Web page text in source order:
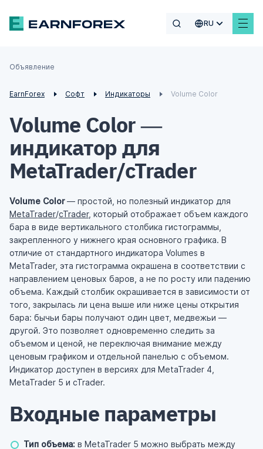
RU
Объявление
EarnForex Софт Индикаторы Volume Color
Volume Color —
индикатор для
MetaTrader/cTrader
Volume Color— простой, но полезный индикатор для
MetaTrader/cTrader, который отображает объем каждого
бара в виде вертикального столбика гистограммы,
закрепленного у нижнего края основного графика. В
отличие от стандартного индикатора Volumes в
MetaTrader, эта гистограмма окрашена в соответствии с
направлением ценовых баров, а не по росту или падению
объема. Каждый столбик окрашивается в зависимости от
того, закрылась ли цена выше или ниже цены открытия
бара: бычьи бары получают один цвет, медвежьи —
другой. Это позволяет одновременно следить за
объемом и ценой, не переключая внимание между
ценовым графиком и отдельной панелью с объемом.
Индикатор доступен в версиях для MetaTrader 4,
MetaTrader 5 и cTrader.
Входные параметры
Тип объема: в MetaTrader 5 можно выбрать между